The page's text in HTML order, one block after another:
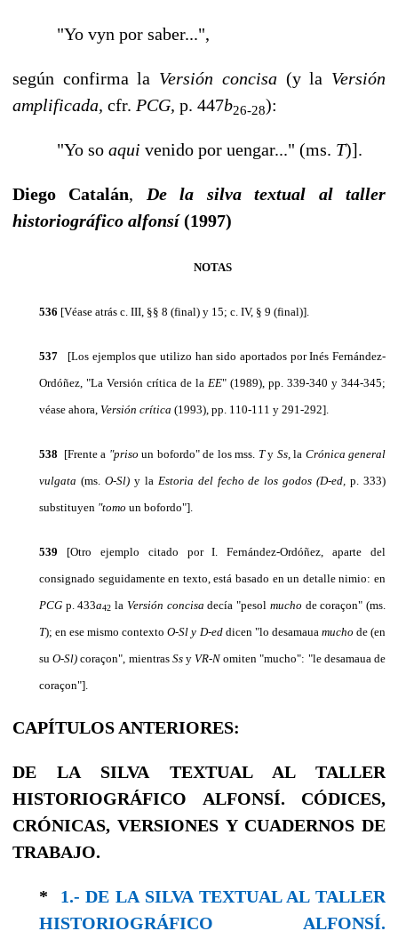
"Yo vyn por saber...",
según confirma la Versión concisa (y la Versión
amplificada, cfr. PCG, p. 447b26-28):
"Yo so aqui venido por uengar..." (ms. T)].
Diego Catalán,
De la silva textual al taller
historiográfico alfonsí(1997)
NOTAS
536 [Véase atrás c. III, §§ 8 (final) y 15; c. IV, § 9 (final)].
537 [Los ejemplos que utilizo han sido aportados por Inés Fernández-
Ordóñez, "La Versión crítica de la EE" (1989), pp. 339-340 y 344-345;
véase ahora, Versión crítica (1993), pp. 110-111 y 291-292].
538 [Frente a "prisoun bofordo" de los mss. Ty Ss,la Crónica general
vulgata (ms. O-Sl) y la Estoria del fecho de los godos (D-ed,p. 333)
substituyen "tomo un bofordo"].
539 [Otro ejemplo citado por I. Fernández-Ordóñez, aparte del
consignado seguidamente en texto, está basado en un detalle nimio: en
PCG p. 433a42 la Versión concisadecía "pesol mucho de coraçon" (ms.
T); en ese mismo contextoO-Sl y D-ed dicen "lo desamaua mucho de (en
suO-Sl)coraçon", mientras Ss yVR-Nomiten "mucho": "le desamaua de
coraçon"].
CAPÍTULOS ANTERIORES:
DE LA SILVA TEXTUAL AL TALLER
HISTORIOGRÁFICO ALFONSÍ. CÓDICES,
CRÓNICAS, VERSIONES Y CUADERNOS DE
TRABAJO.
* 1.- DE LA SILVA TEXTUAL AL TALLER
HISTORIOGRÁFICO ALFONSÍ.